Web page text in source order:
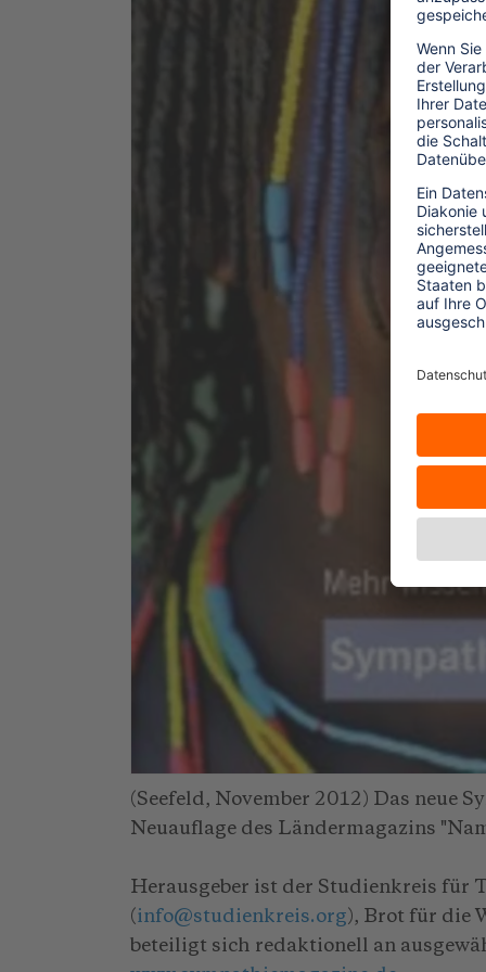
(Seefeld, November 2012) Das neue
Neuauflage des Ländermagazins
Herausgeber ist der Studienkreis für
(info@studienkreis.org), Brot für die
beteiligt sich redaktionell an